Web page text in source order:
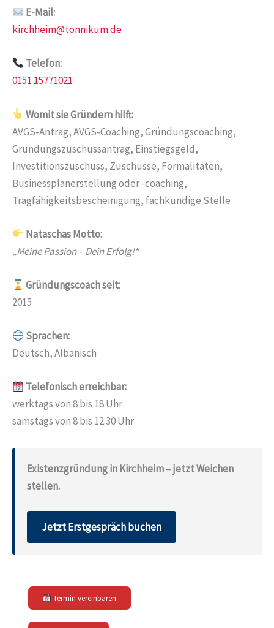
E-Mail:
kirchheim@tonnikum.de
Telefon:
0151 15771021
Womit sie Gründern hilft:
AVGS-Antrag, AVGS-Coaching, Gründungscoaching,
Gründungszuschussantrag, Einstiegsgeld,
Investitionszuschuss, Zuschüsse, Formalitäten,
Businessplanerstellung oder -coaching,
Tragfähigkeitsbescheinigung, fachkundige Stelle
Nataschas Motto:
„Meine Passion – Dein Erfolg!“
Gründungscoach seit:
2015
Sprachen:
Deutsch, Albanisch
Telefonisch erreichbar:
werktags von 8 bis 18 Uhr
samstags von 8 bis 12.30 Uhr
Existenzgründung in Kirchheim – jetzt Weichen
stellen.
Jetzt Erstgespräch buchen
Termin vereinbaren